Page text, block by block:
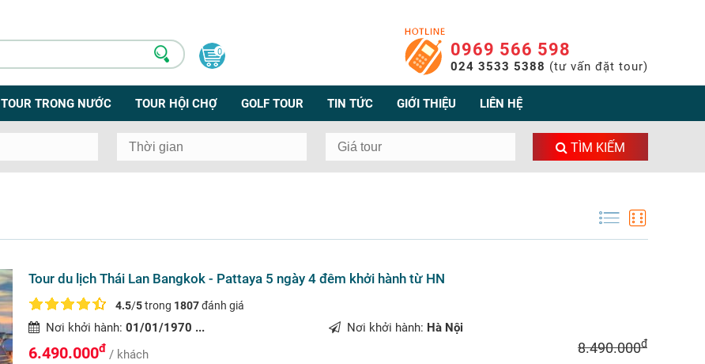
0 0969 566 598
024 3533 5388 (tư vấn đặt tour)
TOUR TRONG NƯỚC TOUR HỘI CHỢ GOLF TOUR TIN TỨC GIỚI THIỆU LIÊN HỆ
TÌM KIẾM
Tour du lịch Thái Lan Bangkok - Pattaya 5 ngày 4 đêm khởi hành từ HN
4.5/5trong 1807đánh giá
Nơi khởi hành: 01/01/1970 ... Nơi khởi hành: Hà Nội
6.490.000đ / khách 8.490.000đ